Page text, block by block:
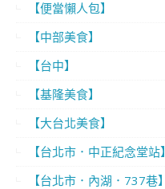
【便當懶人包】
【中部美食】
【台中】
【基隆美食】
【大台北美食】
【台北市．中正紀念堂站】
【台北市．內湖．737巷】